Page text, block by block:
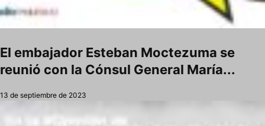
El embajador Esteban Moctezuma se
reunió con la Cónsul General María...
13 de septiembre de 2023